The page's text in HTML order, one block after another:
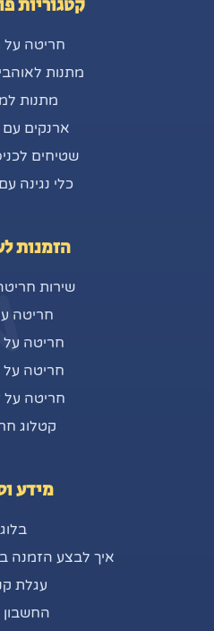
קטגוריות
חריטה על
מתנות
מתנות
ארנקים
שטיחים
כלי נגינה
הזמנות
שירות
חריטה
חריטה על
חריטה
חריטה על
קטלוג
מידע
בלוג
איך לבצע הזמנה
עגלת
החשבון